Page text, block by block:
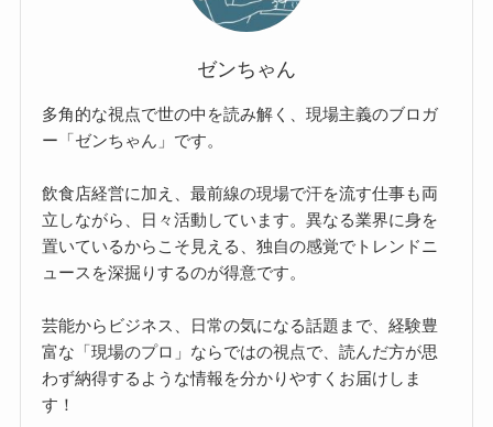
ゼンちゃん
多角的な視点で世の中を読み解く、現場主義のブロガ
ー「ゼンちゃん」です。
飲食店経営に加え、最前線の現場で汗を流す仕事も両
立しながら、日々活動しています。異なる業界に身を
置いているからこそ見える、独自の感覚でトレンドニ
ュースを深掘りするのが得意です。
芸能からビジネス、日常の気になる話題まで、経験豊
富な「現場のプロ」ならではの視点で、読んだ方が思
わず納得するような情報を分かりやすくお届けしま
す！